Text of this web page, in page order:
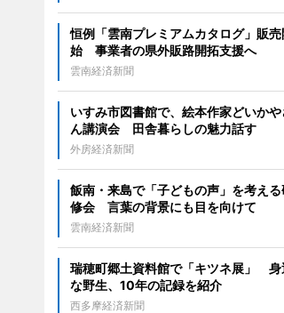
恒例「雲南プレミアムカタログ」販売
始 事業者の県外販路開拓支援へ
雲南経済新聞
いすみ市図書館で、絵本作家どいかや
ん講演会 田舎暮らしの魅力話す
外房経済新聞
飯南・来島で「子どもの声」を考える
修会 言葉の背景にも目を向けて
雲南経済新聞
瑞穂町郷土資料館で「キツネ展」 身
な野生、10年の記録を紹介
西多摩経済新聞